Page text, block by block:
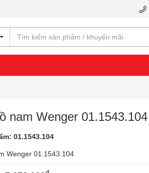
nam Wenger 01.1543.104
01.1543.104
Wenger 01.1543.104